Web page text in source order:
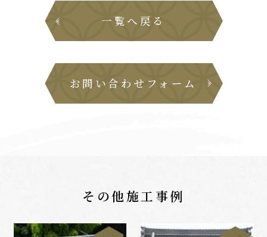
一覧へ戻る
お問い合わせフォーム
その他施工事例